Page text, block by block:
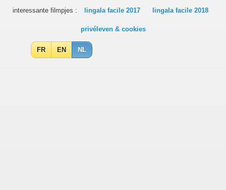
interessante filmpjes : lingala facile 2017 lingala facile 2018
privéleven & cookies
FR EN NL